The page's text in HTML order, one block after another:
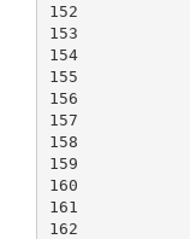
152
153
154
155
156
157
158
159
160
161
162